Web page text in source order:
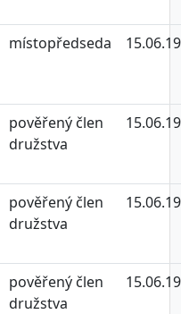
místopředseda
pověřený člen
družstva
pověřený člen
družstva
pověřený člen
družstva